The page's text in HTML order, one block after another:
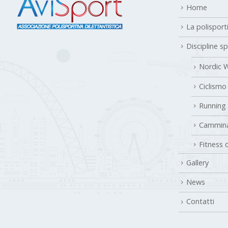
Home
La
Discipline
Nordic
Running
Fitness
Gallery
News
Contatti